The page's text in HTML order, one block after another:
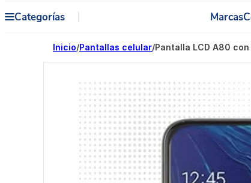
Categorías Marcas
Inicio/Pantallas celular/Pantalla LCD A80 con